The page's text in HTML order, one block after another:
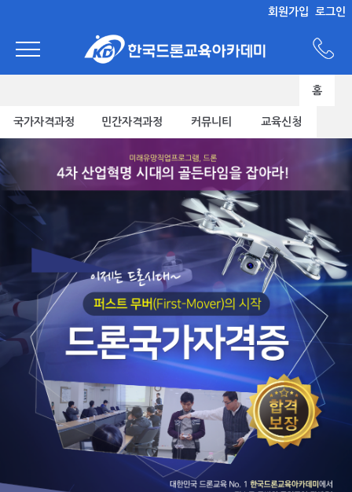
회원가입 로그인
홈
국가자격과정 민간자격과정 커뮤니티 교육신청